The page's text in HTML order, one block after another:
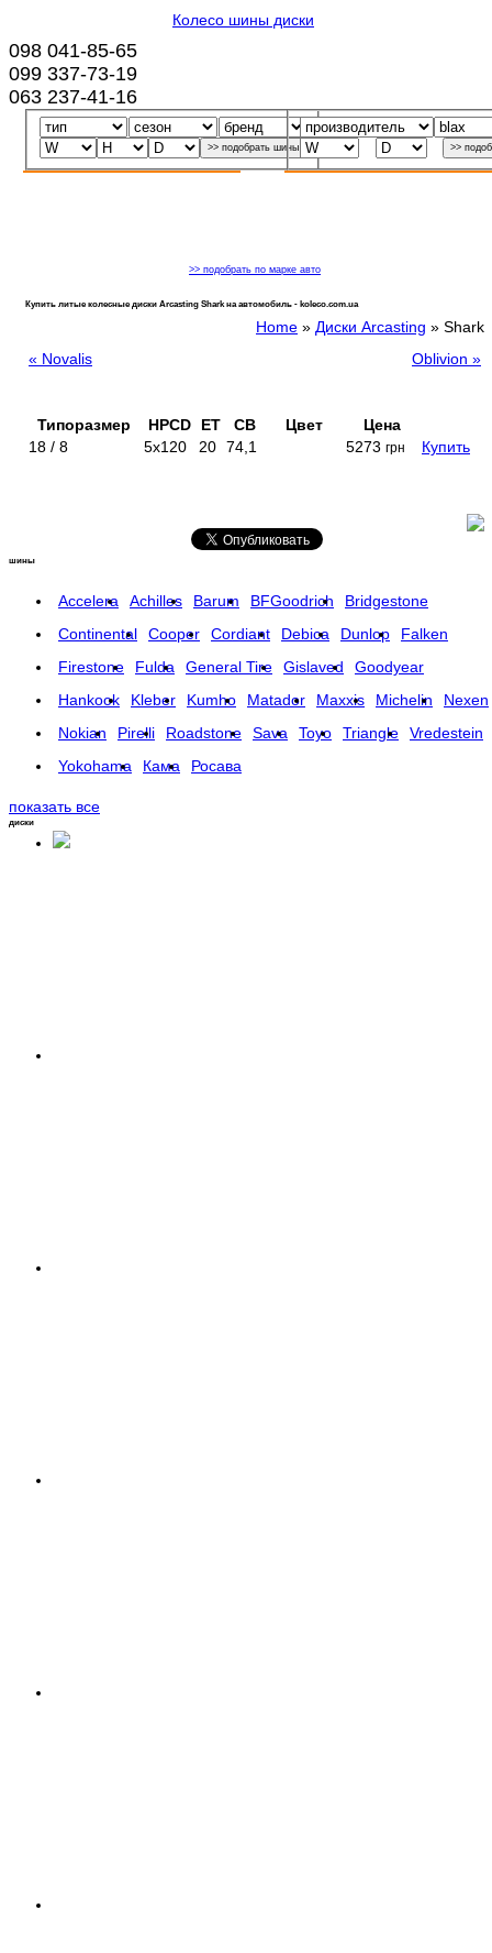
Колесо шины диски
098 041-85-65
099 337-73-19
063 237-41-16
>> подобрать по марке авто
шины
Accelera Achilles Barum BFGoodrich
Bridgestone
Continental
Cooper Cordiant Debica Dunlop
Falken
Firestone
Fulda General Tire Gislaved
Goodyear
Hankook
Kleber Kumho Matador Maxxis Michelin
Nexen
Nokian
Pirelli Roadstone Sava Toyo Triangle
Vredestein
Yokohama
Кама Росава
показать все
диски
Купить литые колесные диски Arcasting Shark на автомобиль - koleco.com.ua
Home » Диски Arcasting » Shark
« Novalis
Oblivion »
Типоразмер HPCD ET CB Цвет
Цена
18 / 8
5x120 20 74,1 5273 грн Купить